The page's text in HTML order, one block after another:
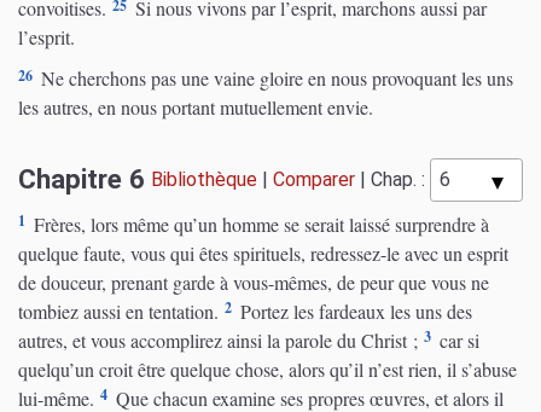
convoitises. 25 Si nous vivons par l’esprit, marchons aussi par
l’esprit.
26 Ne cherchons pas une vaine gloire en nous provoquant les uns
les autres, en nous portant mutuellement envie.
Chapitre 6 Bibliothèque | Comparer | Chap. :
1 Frères, lors même qu’un homme se serait laissé surprendre à
quelque faute, vous qui êtes spirituels, redressez-le avec un esprit
de douceur, prenant garde à vous-mêmes, de peur que vous ne
tombiez aussi en tentation. 2 Portez les fardeaux les uns des
autres, et vous accomplirez ainsi la parole du Christ ; 3 car si
quelqu’un croit être quelque chose, alors qu’il n’est rien, il s’abuse
lui-même. 4 Que chacun examine ses propres œuvres, et alors il